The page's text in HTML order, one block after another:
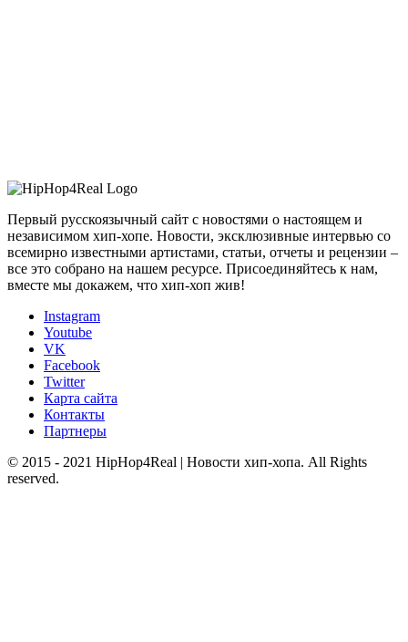
Первый русскоязычный сайт с новостями о настоящем и
независимом хип-хопе. Новости, эксклюзивные интервью со
всемирно известными артистами, статьи, отчеты и рецензии –
все это собрано на нашем ресурсе. Присоединяйтесь к нам,
вместе мы докажем, что хип-хоп жив!
Instagram
Youtube
VK
Facebook
Twitter
Карта сайта
Контакты
Партнеры
© 2015 - 2021 HipHop4Real | Новости хип-хопа. All Rights
reserved.